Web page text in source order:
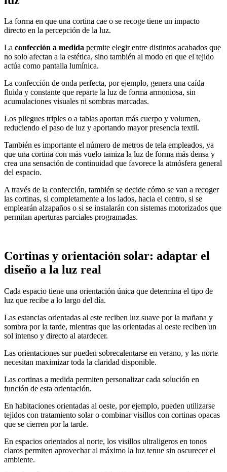
La forma en que una cortina cae o se recoge tiene un impacto
directo en la percepción de la luz.
La confección a medida permite elegir entre distintos acabados que
no solo afectan a la estética, sino también al modo en que el tejido
actúa como pantalla lumínica.
La confección de onda perfecta, por ejemplo, genera una caída
fluida y constante que reparte la luz de forma armoniosa, sin
acumulaciones visuales ni sombras marcadas.
Los pliegues triples o a tablas aportan más cuerpo y volumen,
reduciendo el paso de luz y aportando mayor presencia textil.
También es importante el número de metros de tela empleados, ya
que una cortina con más vuelo tamiza la luz de forma más densa y
crea una sensación de continuidad que favorece la atmósfera general
del espacio.
A través de la confección, también se decide cómo se van a recoger
las cortinas, si completamente a los lados, hacia el centro, si se
emplearán alzapaños o si se instalarán con sistemas motorizados que
permitan aperturas parciales programadas.
Cortinas y orientación solar: adaptar el
diseño a la luz real
Cada espacio tiene una orientación única que determina el tipo de
luz que recibe a lo largo del día.
Las estancias orientadas al este reciben luz suave por la mañana y
sombra por la tarde, mientras que las orientadas al oeste reciben un
sol intenso y directo al atardecer.
Las orientaciones sur pueden sobrecalentarse en verano, y las norte
necesitan maximizar toda la claridad disponible.
Las cortinas a medida permiten personalizar cada solución en
función de esta orientación.
En habitaciones orientadas al oeste, por ejemplo, pueden utilizarse
tejidos con tratamiento solar o combinar visillos con cortinas opacas
que se cierren por la tarde.
En espacios orientados al norte, los visillos ultraligeros en tonos
claros permiten aprovechar al máximo la luz tenue sin oscurecer el
ambiente.